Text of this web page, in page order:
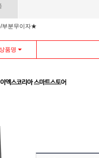
부분무이자★
품명